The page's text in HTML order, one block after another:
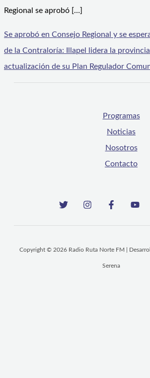
Regional se aprobó […]
Se aprobó en Consejo Regional y se
de la Contraloría: Illapel lidera la
actualización de su Plan Regulador
Programas
Noticias
Nosotros
Contacto
Copyright © 2026 Radio Ruta Norte FM |
Serena